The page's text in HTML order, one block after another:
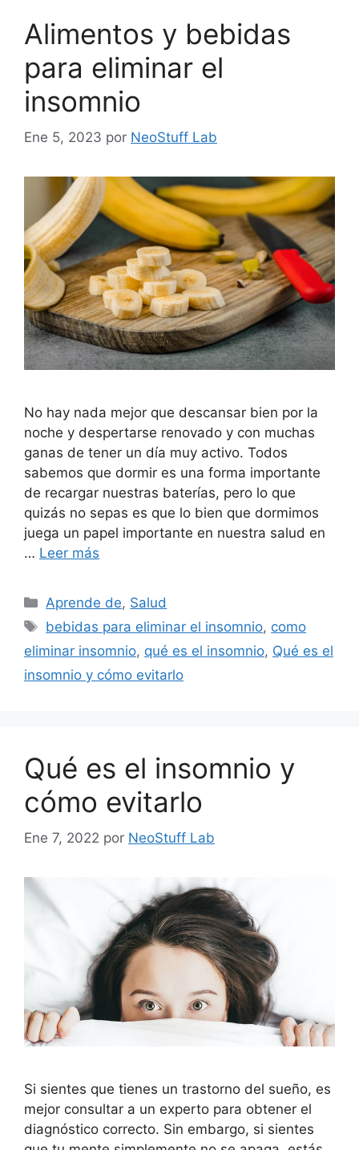
Alimentos y bebidas
para eliminar el
insomnio
Ene 5, 2023 por NeoStuff Lab
No hay nada mejor que descansar bien por la
noche y despertarse renovado y con muchas
ganas de tener un día muy activo. Todos
sabemos que dormir es una forma importante
de recargar nuestras baterías, pero lo que
quizás no sepas es que lo bien que dormimos
juega un papel importante en nuestra salud en
… Leer más
Categorías
Aprende de, Salud
Etiquetas
bebidas para eliminar el insomnio, como
eliminar insomnio, qué es el insomnio, Qué es el
insomnio y cómo evitarlo
Qué es el insomnio y
cómo evitarlo
Ene 7, 2022 por NeoStuff Lab
Si sientes que tienes un trastorno del sueño, es
mejor consultar a un experto para obtener el
diagnóstico correcto. Sin embargo, si sientes